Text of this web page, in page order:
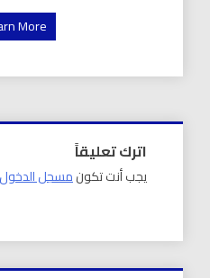
More →
اترك تعليقاً
يجب أنت تكونمسجل الدخول